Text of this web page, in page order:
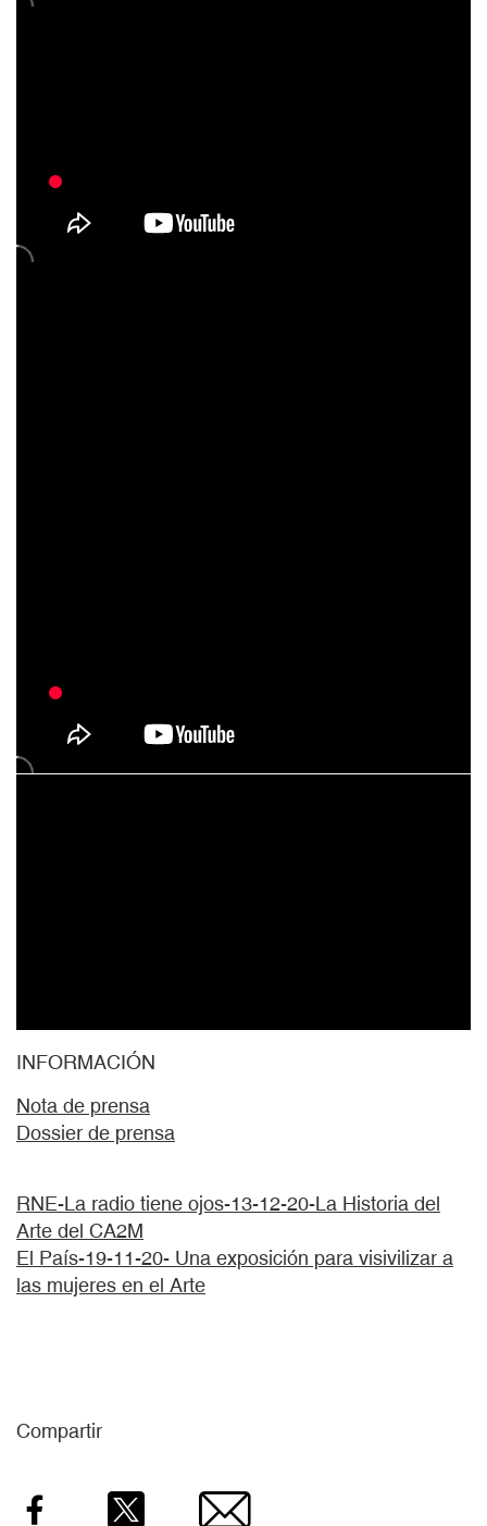
INFORMACIÓN
Nota de prensa
Dossier de prensa
RNE-La radio tiene ojos-13-12-20-La Historia del
Arte del CA2M
El País-19-11-20- Una exposición para visivilizar a
las mujeres en el Arte
Compartir
Facebook Twitter Email